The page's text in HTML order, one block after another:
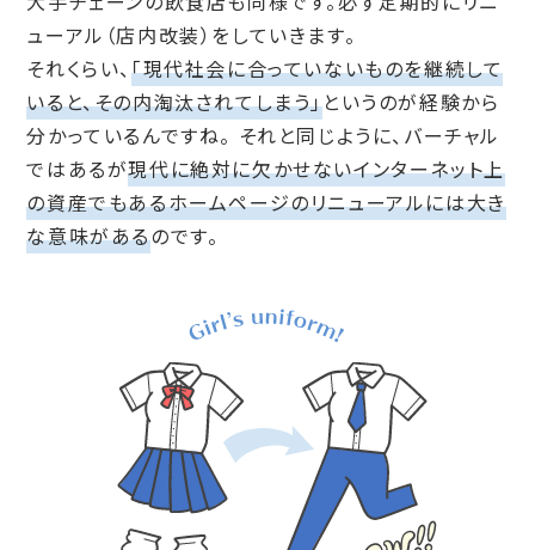
ューアル（店内改装）をしていきます。
それくらい、「現代社会に合っていないものを継続して
いると、その内淘汰されてしまう」というのが経験から
分かっているんですね。 それと同じように、バーチャル
ではあるが現代に絶対に欠かせないインターネット上
の資産でもあるホームページのリニューアルには大き
な意味があるのです。